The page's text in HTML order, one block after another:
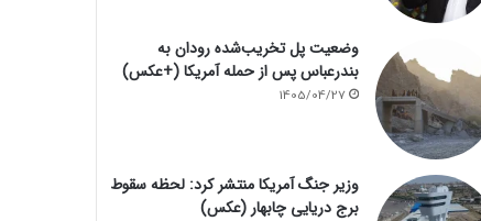
وضعیت پل تخریب‌شده رودان به
بندرعباس پس از حمله آمریکا (+عکس)
1405/04/27
وزیر جنگ آمریکا منتشر کرد: لحظه سقوط
برج دریایی چابهار (عکس)